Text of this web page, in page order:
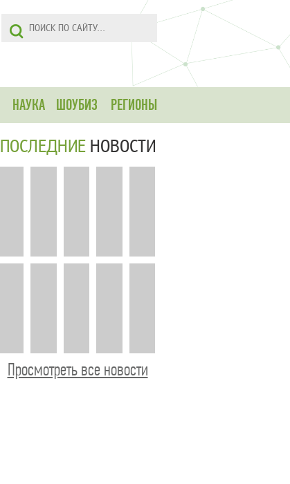
НАУКА ШОУБИЗ РЕГИОНЫ
ПОСЛЕДНИЕ НОВОСТИ
Просмотреть все новости